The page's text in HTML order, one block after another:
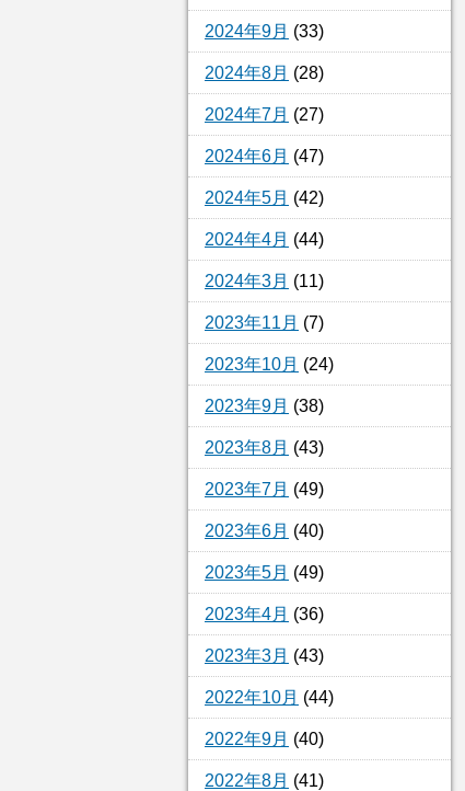
2024年9月 (33)
2024年8月 (28)
2024年7月 (27)
2024年6月 (47)
2024年5月 (42)
2024年4月 (44)
2024年3月 (11)
2023年11月 (7)
2023年10月 (24)
2023年9月 (38)
2023年8月 (43)
2023年7月 (49)
2023年6月 (40)
2023年5月 (49)
2023年4月 (36)
2023年3月 (43)
2022年10月 (44)
2022年9月 (40)
2022年8月 (41)